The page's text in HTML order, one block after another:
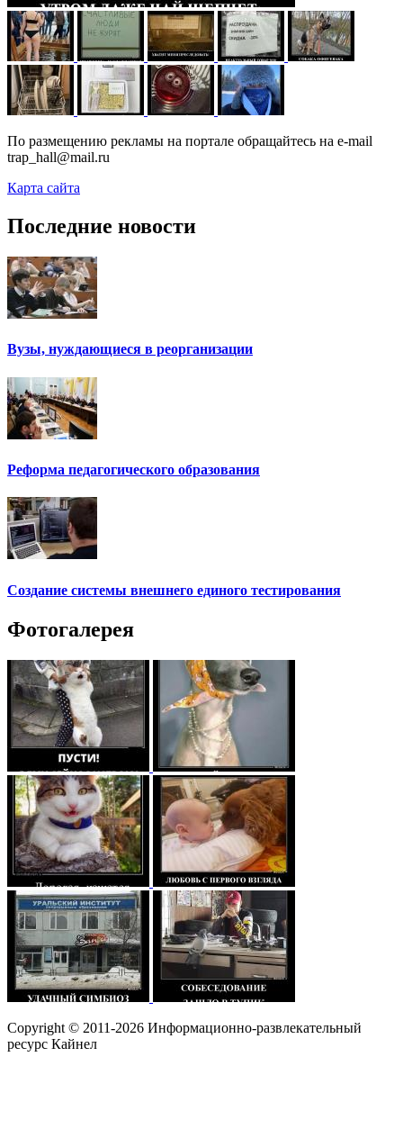
По размещению рекламы на портале обращайтесь на e-mail
trap_hall@mail.ru
Карта сайта
Последние новости
Вузы, нуждающиеся в реорганизации
Реформа педагогического образования
Создание системы внешнего единого тестирования
Фотогалерея
Copyright © 2011-2026 Информационно-развлекательный
ресурс Кайнел